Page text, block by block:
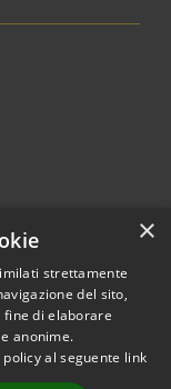
© 2026 • Comune di
• Powered by
×
strettamente
del sito,
fine di elaborare
anonime.
al seguente link